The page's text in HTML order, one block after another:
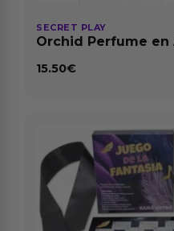
SECRET PLAY
Orchid Perfume en
15.50€